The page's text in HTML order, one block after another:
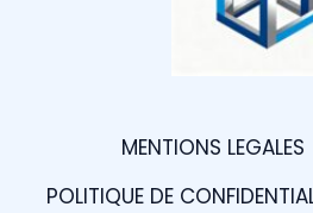
MENTIONS LEGALES
POLITIQUE DE